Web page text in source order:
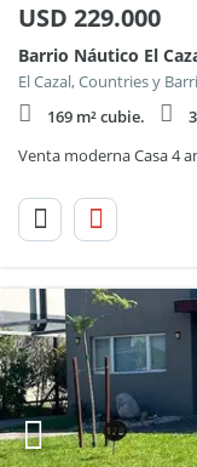
USD 229.000
Barrio Náutico El
El Cazal, Countries y
169 m² cubie.